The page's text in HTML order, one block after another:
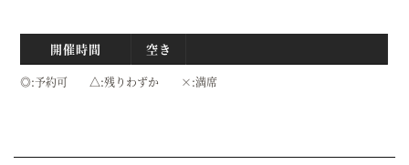
開催時間 空き
◎ 予約可 △ 残りわずか × 満席